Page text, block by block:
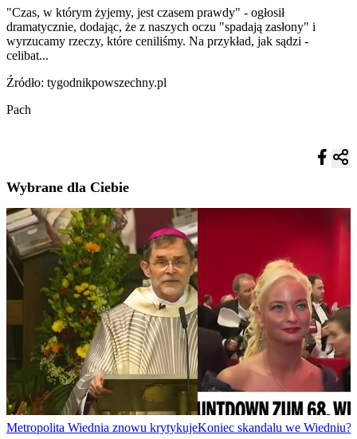
"Czas, w którym żyjemy, jest czasem prawdy" - ogłosił
dramatycznie, dodając, że z naszych oczu "spadają zasłony" i
wyrzucamy rzeczy, które ceniliśmy. Na przykład, jak sądzi -
celibat...
Źródło: tygodnikpowszechny.pl
Pach
Wybrane dla Ciebie
Metropolita Wiednia znowu krytykujeKoniec skandalu we Wiedniu?